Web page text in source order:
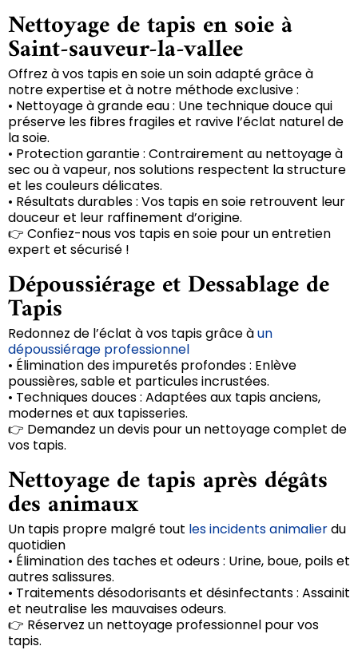
Nettoyage de tapis en soie à
Saint-sauveur-la-vallee
Offrez à vos tapis en soie un soin adapté grâce à
notre expertise et à notre méthode exclusive :
• Nettoyage à grande eau : Une technique douce qui
préserve les fibres fragiles et ravive l’éclat naturel de
la soie.
• Protection garantie : Contrairement au nettoyage à
sec ou à vapeur, nos solutions respectent la structure
et les couleurs délicates.
• Résultats durables : Vos tapis en soie retrouvent leur
douceur et leur raffinement d’origine.
👉 Confiez-nous vos tapis en soie pour un entretien
expert et sécurisé !
Dépoussiérage et Dessablage de
Tapis
Redonnez de l’éclat à vos tapis grâce àun
dépoussiérage professionnel
• Élimination des impuretés profondes : Enlève
poussières, sable et particules incrustées.
• Techniques douces : Adaptées aux tapis anciens,
modernes et aux tapisseries.
👉 Demandez un devis pour un nettoyage complet de
vos tapis.
Nettoyage de tapis après dégâts
des animaux
Un tapis propre malgré tout les incidents animalierdu
quotidien
• Élimination des taches et odeurs : Urine, boue, poils et
autres salissures.
• Traitements désodorisants et désinfectants : Assainit
et neutralise les mauvaises odeurs.
👉 Réservez un nettoyage professionnel pour vos
tapis.